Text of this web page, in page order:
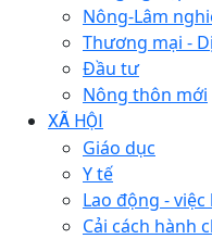
Nông-Lâm
Thương mại -
Đầu tư
Nông thôn mới
XÃ HỘI
Giáo dục
Y tế
Lao động - việc
Cải cách hành